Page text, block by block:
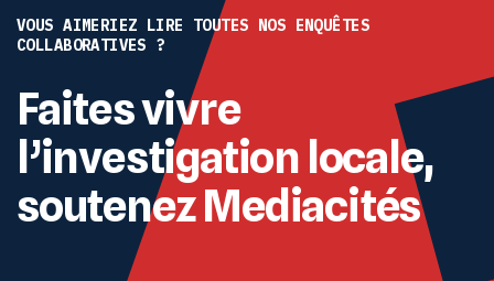
VOUS AIMERIEZ LIRE TOUTES NOS ENQUÊTES
COLLABORATIVES ?
Faites vivre
l’investigation locale,
soutenez Mediacités